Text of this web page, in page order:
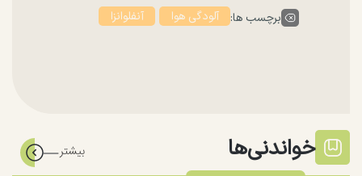
برچسب ها: آلودگی هوا آنفلوانزا
خواندنی‌ها